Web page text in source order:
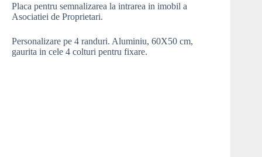
Placa pentru semnalizarea la intrarea in imobil a
Asociatiei de Proprietari.
Personalizare pe 4 randuri. Aluminiu, 60X50 cm,
gaurita in cele 4 colturi pentru fixare.